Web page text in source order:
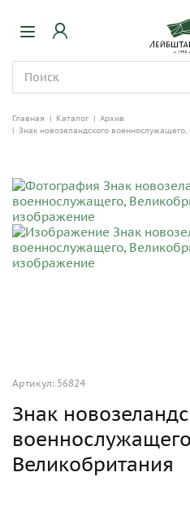
Главная | Каталог | Архив
| Знак новозеландского военнослужащего,
Артикул: 56824
Знак
Великобритания